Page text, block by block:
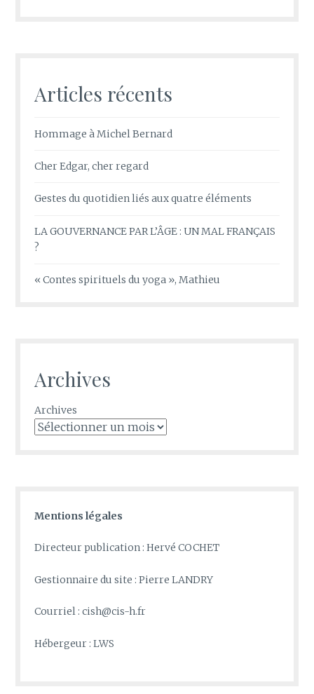
Articles récents
Hommage à Michel Bernard
Cher Edgar, cher regard
Gestes du quotidien liés aux quatre éléments
LA GOUVERNANCE PAR L’ÂGE : UN MAL FRANÇAIS
?
« Contes spirituels du yoga », Mathieu
Archives
Archives
Mentions légales
Directeur publication : Hervé COCHET
Gestionnaire du site : Pierre LANDRY
Courriel : cish@cis-h.fr
Hébergeur : LWS